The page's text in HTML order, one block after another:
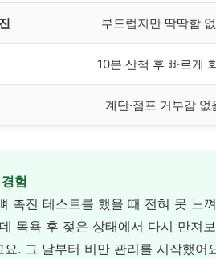
부드럽지만 딱딱함
10분 산책 후 빠르게
계단·점프 거부감 없
험
촉진 테스트를 했을 때 전혀 못 느
목욕 후 젖은 상태에서 다시 만져
요. 그 날부터 비만 관리를 시작했어